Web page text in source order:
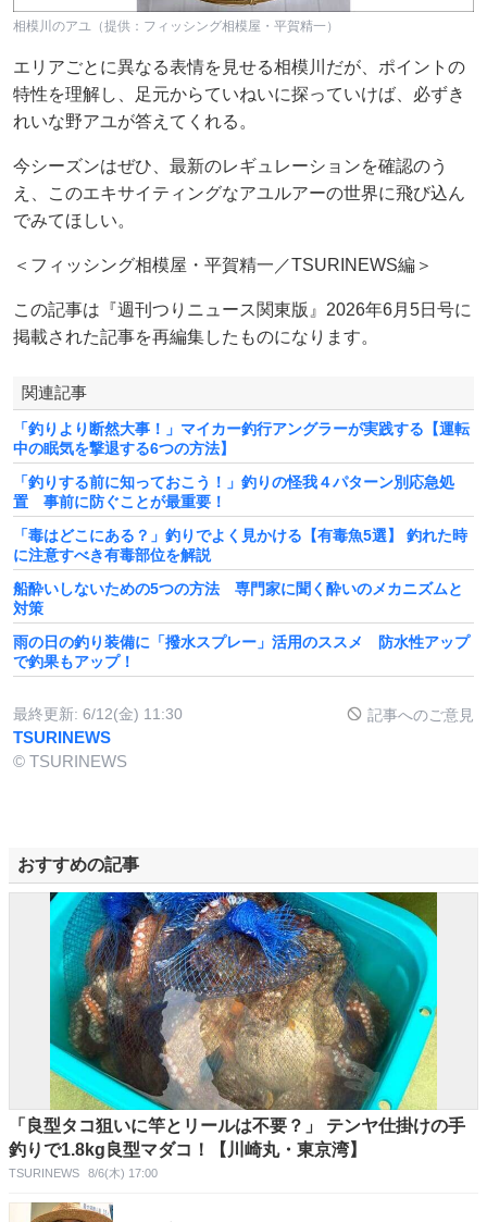
相模川のアユ（提供：フィッシング相模屋・平賀精一）
エリアごとに異なる表情を見せる相模川だが、ポイントの
特性を理解し、足元からていねいに探っていけば、必ずき
れいな野アユが答えてくれる。
今シーズンはぜひ、最新のレギュレーションを確認のう
え、このエキサイティングなアユルアーの世界に飛び込ん
でみてほしい。
＜フィッシング相模屋・平賀精一／TSURINEWS編＞
この記事は『週刊つりニュース関東版』2026年6月5日号に
掲載された記事を再編集したものになります。
関連記事
「釣りより断然大事！」マイカー釣行アングラーが実践する【運転
中の眠気を撃退する6つの方法】
「釣りする前に知っておこう！」釣りの怪我４パターン別応急処
置 事前に防ぐことが最重要！
「毒はどこにある？」釣りでよく見かける【有毒魚5選】 釣れた時
に注意すべき有毒部位を解説
船酔いしないための5つの方法 専門家に聞く酔いのメカニズムと
対策
雨の日の釣り装備に「撥水スプレー」活用のススメ 防水性アップ
で釣果もアップ！
最終更新: 6/12(金) 11:30 記事へのご意見
TSURINEWS
© TSURINEWS
おすすめの記事
「良型タコ狙いに竿とリールは不要？」 テンヤ仕掛けの手
釣りで1.8kg良型マダコ！【川崎丸・東京湾】
TSURINEWS 8/6(木) 17:00